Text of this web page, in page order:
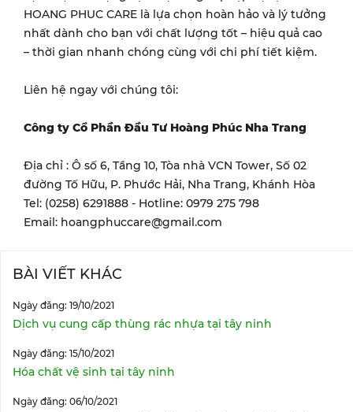
HOANG PHUC CARE là lựa chọn hoàn hảo và lý tưởng
nhất dành cho bạn với chất lượng tốt – hiệu quả cao
– thời gian nhanh chóng cùng với chi phí tiết kiệm.
Liên hệ ngay với chúng tôi:
Công ty Cổ Phần Đầu Tư Hoàng Phúc Nha Trang
Địa chỉ : Ô số 6, Tầng 10, Tòa nhà VCN Tower, Số 02
đường Tố Hữu, P. Phước Hải, Nha Trang, Khánh Hòa
Tel: (0258) 6291888 - Hotline: 0979 275 798
Email: hoangphuccare@gmail.com
BÀI VIẾT KHÁC
Ngày đăng: 19/10/2021
Dịch vụ cung cấp thùng rác nhựa tại tây ninh
Ngày đăng: 15/10/2021
Hóa chất vệ sinh tại tây ninh
Ngày đăng: 06/10/2021